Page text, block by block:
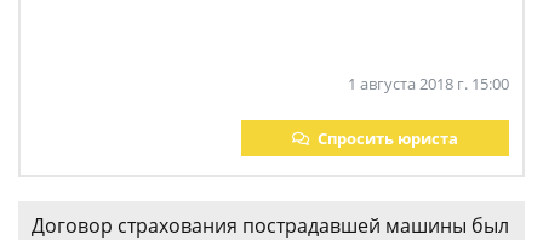
1 августа 2018 г. 15:00
Спросить юриста
Договор страхования пострадавшей машины был